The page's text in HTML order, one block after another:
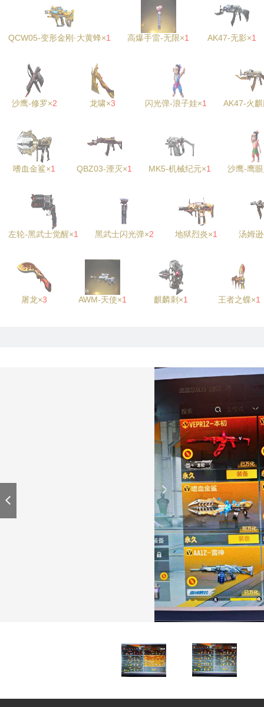
QCW05-变形金刚·大黄蜂×1 高爆手雷-无限×1 AK47-无影×1
沙鹰-修罗×2 龙啸×3 闪光弹-浪子娃×1 AK47-火
嗜血金鲨×1 QBZ03-湮灭×1 MK5-机械纪元×1 沙鹰-鹰
左轮-黑武士觉醒×1 黑武士闪光弹×2 地狱烈炎×1 汤姆
屠龙×3 AWM-天使×1 麒麟刺×1 王者之蝶×1